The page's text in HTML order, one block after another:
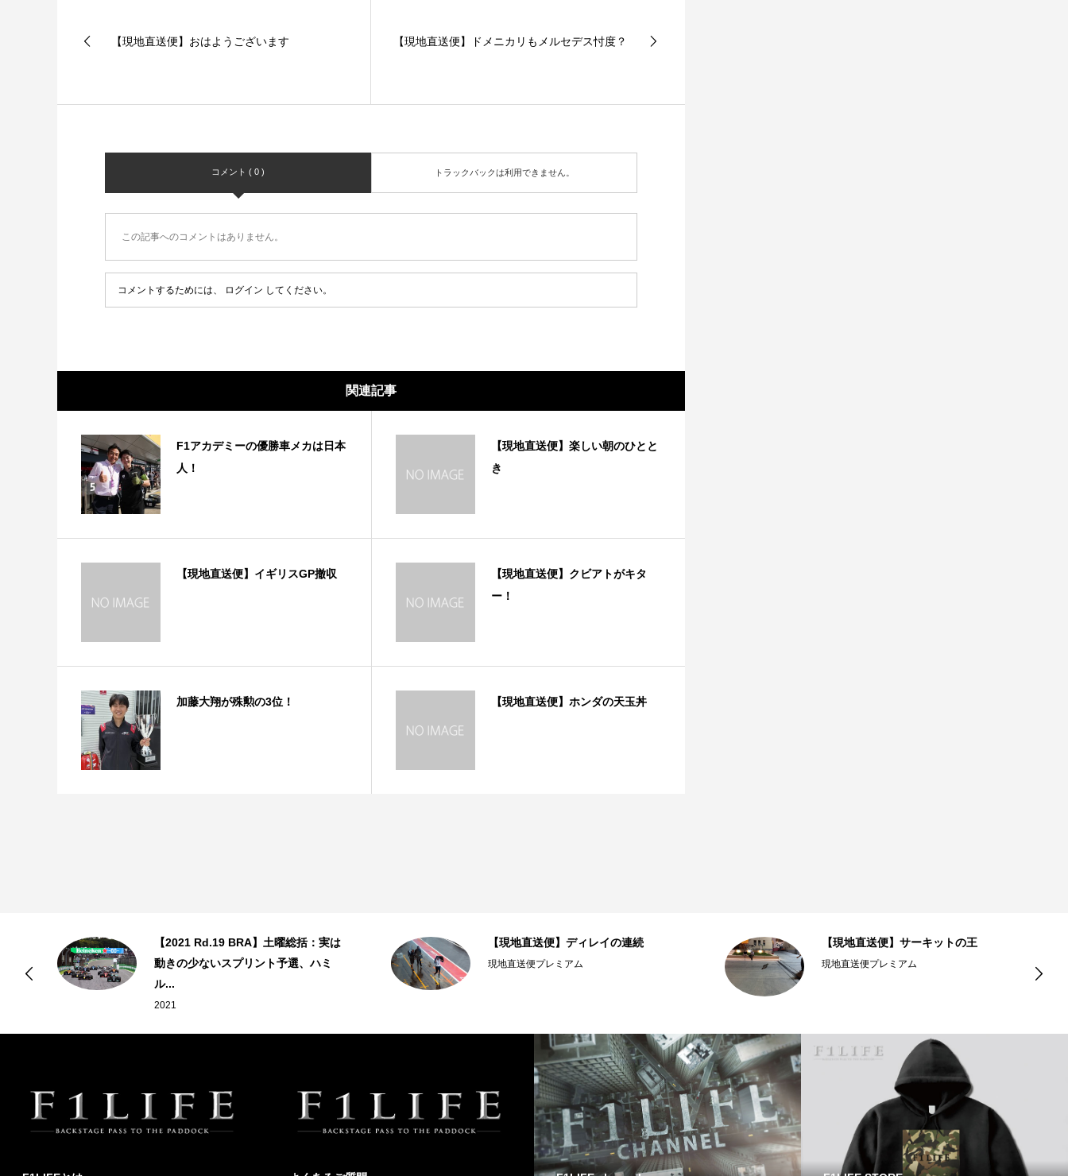
【現地直送便】おはようございます 【現地直送便】ドメニカリもメルセデス忖度？
コメント ( 0 ) トラックバックは利用できません。
この記事へのコメントはありません。
コメントするためには、 ログイン してください。
関連記事
F1アカデミーの優勝車メカは日本
人！
【現地直送便】楽しい朝のひとと
き
【現地直送便】イギリスGP撤収
【現地直送便】クビアトがキタ
ー！
加藤大翔が殊勲の3位！ 【現地直送便】ホンダの天玉丼
【2021 Rd.19 BRA】土曜総括：実は
動きの少ないスプリント予選、ハミ
ル...
2021
【現地直送便】ディレイの連続
現地直送便プレミアム
【現地直送便】サーキットの王
現地直送便プレミアム